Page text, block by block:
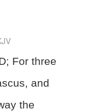
For three
and
the